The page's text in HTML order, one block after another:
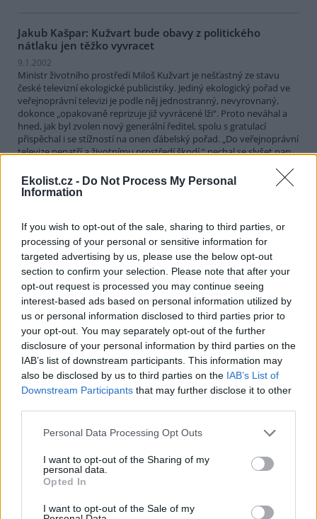
Ekolist.cz - Do Not Process My Personal
Information
If you wish to opt-out of the sale, sharing to third parties, or
processing of your personal or sensitive information for
targeted advertising by us, please use the below opt-out
section to confirm your selection. Please note that after your
opt-out request is processed you may continue seeing
interest-based ads based on personal information utilized by
us or personal information disclosed to third parties prior to
your opt-out. You may separately opt-out of the further
disclosure of your personal information by third parties on the
IAB’s list of downstream participants. This information may
also be disclosed by us to third parties on the IAB’s List of
Downstream Participants that may further disclose it to other
Personal Data Processing Opt Outs
I want to opt-out of the Sharing of my
personal data.
Opted In
I want to opt-out of the Sale of my
Jakub Kašpar: Kužvart bude obavy z politického
nátlaku jen těžko vyvracet
9.1.2002
Ministr životního prostředí Miloš Kužvart je nešťastný ze stavu
české televizní ekologické publicistiky. Jediný ekologický pořad ve
veřejnoprávní televizi je podle něj jednostranný, nevyrovnaný,
dokonce „opakovaně reprizuje již vyvrácené lži“. Proto neváhal a
hned, jak byl zvolen nový generální ředitel, spolu s gratulací
přispěchal i se stížností na onen ďábelský pořad. „Do veřejnoprávní
televize nepatří a životnímu prostředí škodí,“ nechal se slyšet pan
8.1.2002
"Místní poplatek za provoz systému shromažďování, sběru,
přepravy, třídění, využívání a odstraňování komunálního odpadu.
Statutární město Hradec Králové – Magistrát města – odbor
ekonomický. V souladu s ustanovením §10b, zákona č. 565/1990 o
místních poplatcích …" podepsána vedoucí oddělení daní a
poplatků i vedoucí ekonomického odboru. Máme tu novou
vyhlášku, něco podobného našel pod stromečkem každý z nás. Já,
vy, my všichni. Dáreček. Dražší voda, elektřina, plyn, povinné ručení
a plus odpady – daně z blahobytu.
Petr Kopal: Poznámka k ekologické výchově
2.1.2002
v zásadě o to, abychom si uvědomili lidskou roli v globálních
tak, aby nevedlo k obtížně řešitelným problémům. Tento přístup
nezkoumá nijak náš citový vztah ke stromům a ptákům, příroda je
v něm pouze prostředím, do kterého jsme byli zasazeni, které se
podmaňování, upravování a vykořisťování. Tváříme se, že je možná